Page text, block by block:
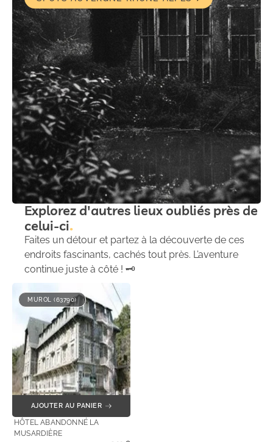
Explorez d'autres lieux oubliés près de
celui-ci
Faites un détour et partez à la découverte de ces
endroits fascinants, cachés tout près. L’aventure
continue juste à côté ! 🗝️
MUROL (63790)
AJOUTER AU PANIER
HÔTEL ABANDONNÉ LA
MUSARDIÈRE